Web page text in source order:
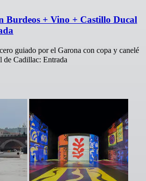
Burdeos + Vino + Castillo Ducal
guiado por el Garona con copa y canelé
de Cadillac: Entrada